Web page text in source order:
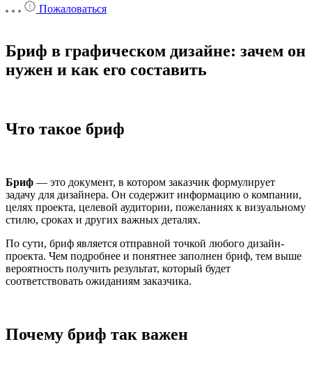
Пожаловаться
Бриф в графическом дизайне: зачем он
нужен и как его составить
Что такое бриф
Бриф — это документ, в котором заказчик формулирует
задачу для дизайнера. Он содержит информацию о компании,
целях проекта, целевой аудитории, пожеланиях к визуальному
стилю, сроках и других важных деталях.
По сути, бриф является отправной точкой любого дизайн-
проекта. Чем подробнее и понятнее заполнен бриф, тем выше
вероятность получить результат, который будет
соответствовать ожиданиям заказчика.
Почему бриф так важен